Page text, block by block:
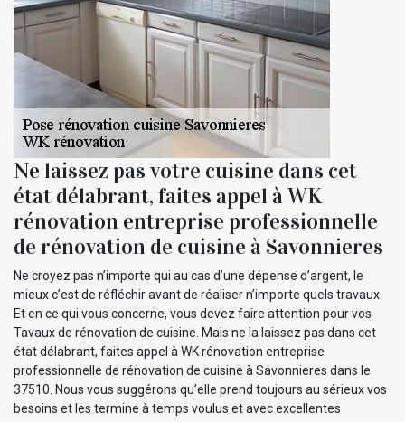
Ne laissez pas votre cuisine dans cet
état délabrant, faites appel à WK
rénovation entreprise professionnelle
de rénovation de cuisine à Savonnieres
Ne croyez pas n’importe qui au cas d’une dépense d’argent, le
mieux c’est de réfléchir avant de réaliser n’importe quels travaux.
Et en ce qui vous concerne, vous devez faire attention pour vos
Tavaux de rénovation de cuisine. Mais ne la laissez pas dans cet
état délabrant, faites appel à WK rénovation entreprise
professionnelle de rénovation de cuisine à Savonnieres dans le
37510. Nous vous suggérons qu’elle prend toujours au sérieux vos
besoins et les termine à temps voulus et avec excellentes